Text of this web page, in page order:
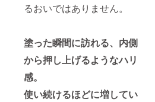
るおいではありません。
塗った瞬間に訪れる、内側
から押し上げるようなハリ
感。
使い続けるほどに増してい